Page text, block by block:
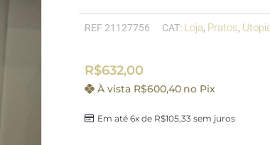
REF 21127756 CAT: Loja, Pratos,
R$632,00
Em até 6x de R$105,33sem juros
À vista R$600,40 no Pix